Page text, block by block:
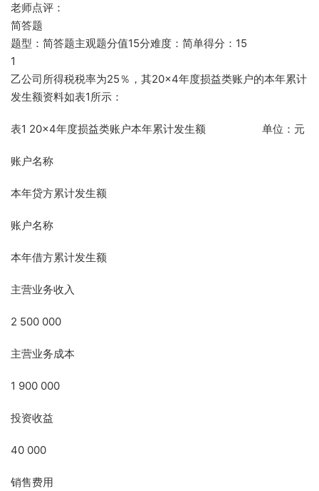
老师点评：
简答题
题型：简答题主观题分值15分难度：简单得分：15
1
乙公司所得税税率为25％，其20×4年度损益类账户的本年累计
发生额资料如表1所示：
表1 20×4年度损益类账户本年累计发生额 单位：元
账户名称
本年贷方累计发生额
账户名称
本年借方累计发生额
主营业务收入
2 500 000
主营业务成本
1 900 000
投资收益
40 000
销售费用